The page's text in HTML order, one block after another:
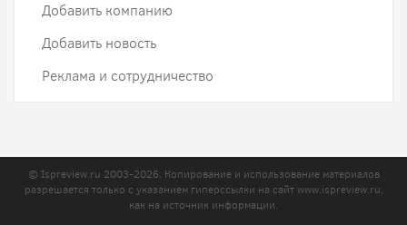
Добавить компанию
Добавить новость
Реклама и сотрудничество
© Ispreview.ru 2003-2026. Копирование и использование материалов
разрешается только с указанием гиперссылки на сайтwww.ispreview.ru,
как на источник информации.